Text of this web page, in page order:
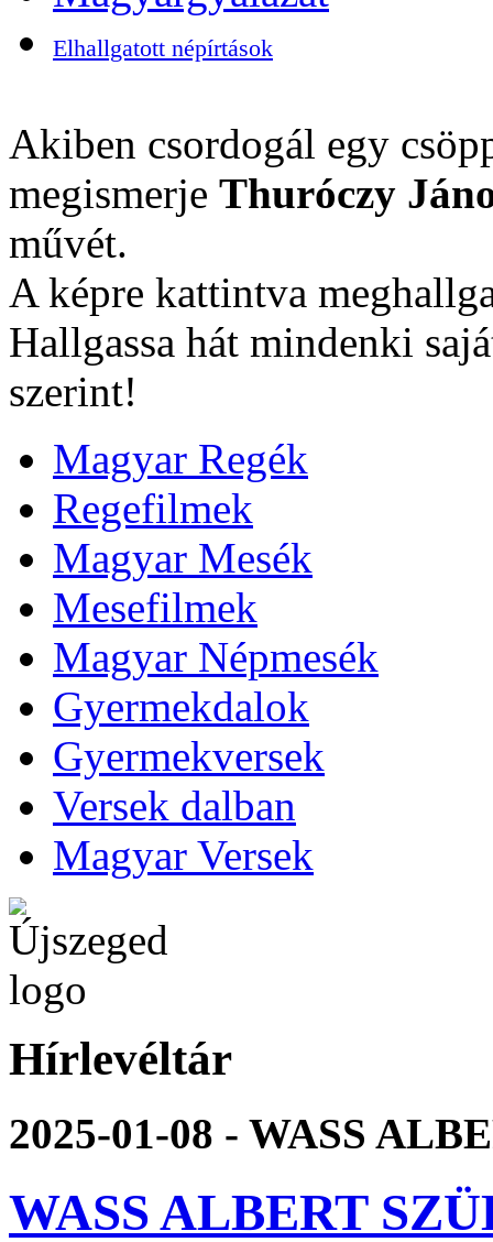
Elhallgatott népírtások
Akiben csordogál egy
megismerje Thuróczy
művét.
A képre kattintva
Hallgassa hát mindenki
szerint!
Magyar Regék
Regefilmek
Magyar Mesék
Mesefilmek
Magyar Népmesék
Gyermekdalok
Gyermekversek
Versek dalban
Magyar Versek
Hírlevéltár
2025-01-08 - WASS
WASS ALBERT